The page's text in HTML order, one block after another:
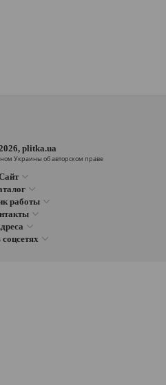
plitka.ua
Украины об авторском праве
работы